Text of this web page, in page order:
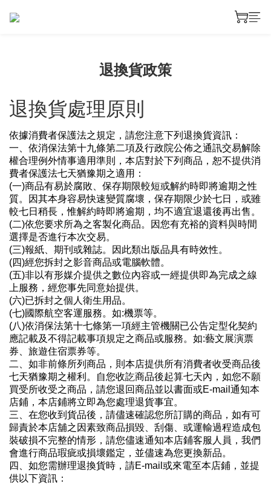
退換貨政策
退換貨處理原則
依據消費者保護法之規定，請您注意下列退換貨資訊：
一、依消保法第十九條第二項及行政院公佈之通訊交易解除
權合理例外情事適用準則，本店對於下列商品，恕不提供消
費者保護法七天猶豫期之適用：
(一)商品有易於腐敗、保存期限較短或解約時即將逾期之性
質。因其本身容易快速變質腐壞，保存期限少於七日，或雖
較七日稍長，惟解約時即將逾期，均不適宜退還後再出售。
(二)依您要求所為之客製化商品。因您有充裕的資料與時間
選擇是否進行本次交易。
(三)報紙、期刊或雜誌。因此類出版品具有時效性。
(四)經您拆封之影音商品或電腦軟體。
(五)非以有形媒介提供之數位內容或一經提供即為完成之線
上服務，經您事先同意始提供。
(六)已拆封之個人衛生用品。
(七)國際航空客運服務。如:機票等。
(八)依消保法第十七條第一項經主管機關已公告定型化契約
應記載及不得記載事項規定之商品或服務。如:藝文展演票
券、旅遊住宿票券等。
二、如非前條所列商品，則本店提供所有消費者收受商品後
七天猶豫期之權利。自您收訖商品後起算七天內，如您不願
買受所收受之商品，請您退回商品並以書面或E-mail通知本
店鋪，本店鋪將立即為您處理退貨事宜。
三、在您收到貨品後，請儘速確認您所訂購的商品，如有可
歸責於本店舖之因素致商品損毀、刮傷、或運輸過程造成包
裝破損不完整的情形，請您儘速通知本店鋪客服人員，我們
會進行商品瑕疵或損壞鑑定，並儘速為您更換新品。
四、如您需辦理退換貨時，請E-mail或來電至本店鋪，並提
供以下資訊：